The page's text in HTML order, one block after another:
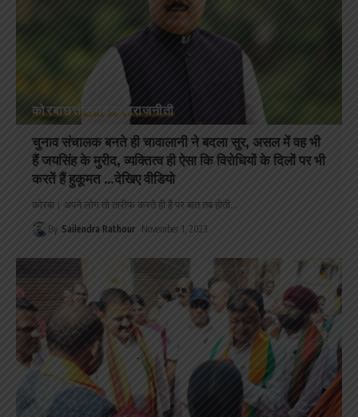
कोरबाछत्तीसगढ़न्यूज़राजनीती
चुनाव संचालक बनते ही चावालानी ने बदला सुर, असल में वह भी
हैं जयसिंह के मुरीद, व्यक्तित्व ही ऐसा कि विरोधियों के दिलों पर भी
करतें हैं हुकूमत …देखिए वीडियो
कोरबा। अपने लोग तो तारीफ करते ही हैं पर बात तब होती …
By Sailendra Rathour November 1, 2023